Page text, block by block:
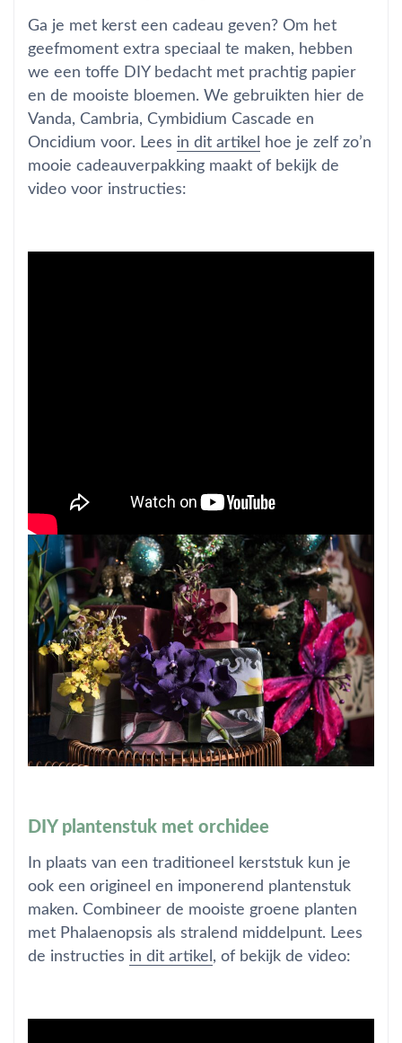
Ga je met kerst een cadeau geven? Om het
geefmoment extra speciaal te maken, hebben
we een toffe DIY bedacht met prachtig papier
en de mooiste bloemen. We gebruikten hier de
Vanda, Cambria, Cymbidium Cascade en
Oncidium voor. Lees in dit artikel
hoe je zelf zo’n
mooie cadeauverpakking maakt of bekijk de
video voor instructies:
DIY plantenstuk met orchidee
In plaats van een traditioneel kerststuk kun je
ook een origineel en imponerend plantenstuk
maken. Combineer de mooiste groene planten
met Phalaenopsis als stralend middelpunt. Lees
de instructies in dit artikel , of bekijk de video: